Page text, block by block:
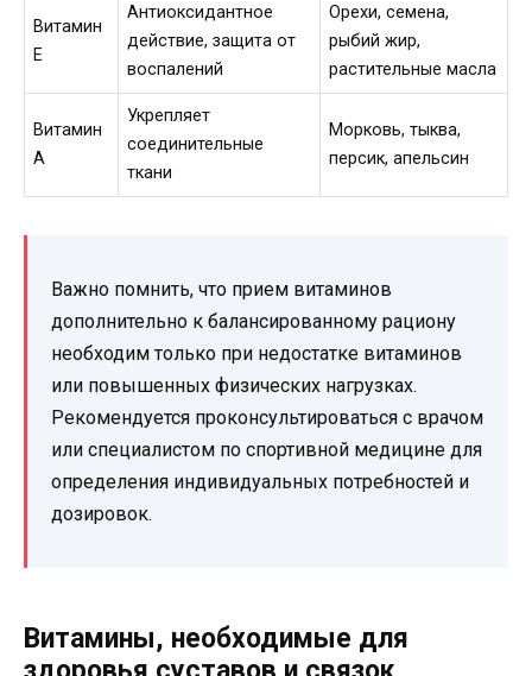
Витамин
Е
Антиоксидантное
действие, защита от
воспалений
Орехи, семена,
рыбий жир,
растительные масла
Витамин
А
Укрепляет
соединительные
ткани
Морковь, тыква,
персик, апельсин
Важно помнить, что прием витаминов
дополнительно к балансированному рациону
необходим только при недостатке витаминов
или повышенных физических нагрузках.
Рекомендуется проконсультироваться с врачом
или специалистом по спортивной медицине для
определения индивидуальных потребностей и
дозировок.
Витамины, необходимые для